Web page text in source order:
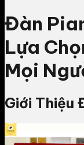
Đàn
Lựa
Mọi
Giới Thiệu